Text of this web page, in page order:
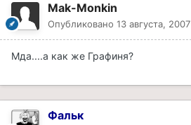
Mak-Monkin
Опубликовано 13 августа, 2007
Мда....а как же Графиня?
Фальк